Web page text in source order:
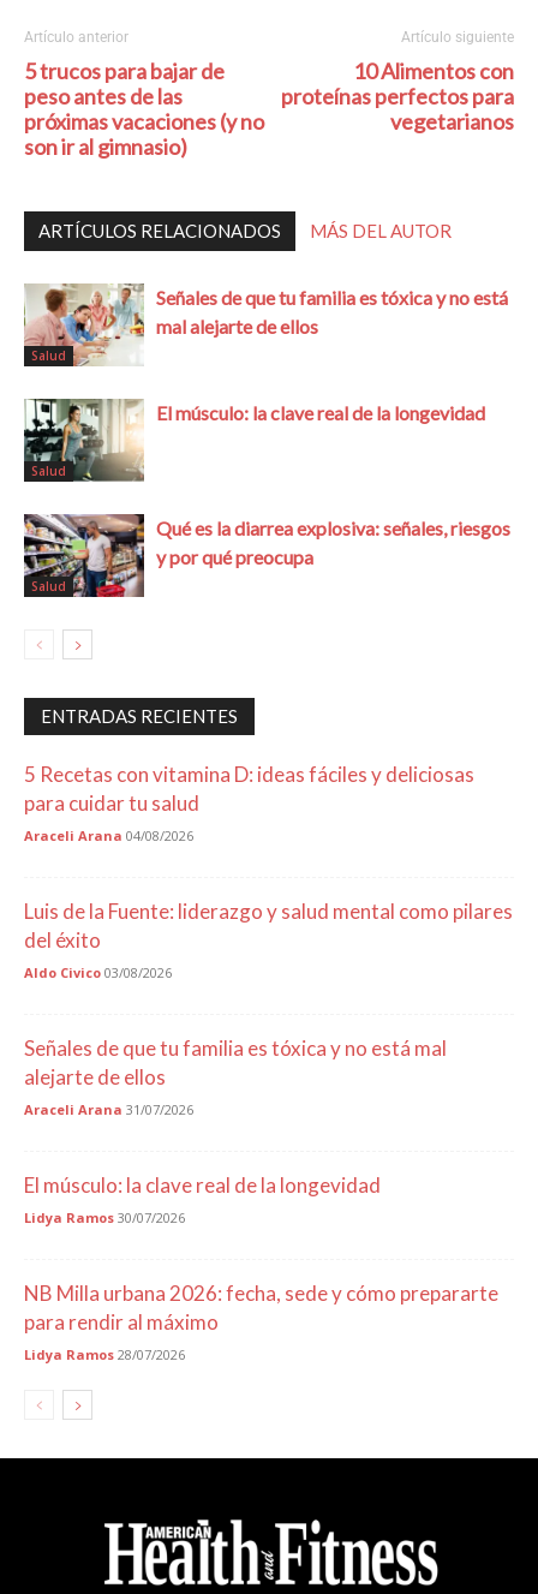
Artículo anterior
5 trucos para bajar de
peso antes de las
próximas vacaciones (y no
son ir al gimnasio)
Artículo siguiente
10 Alimentos con
proteínas perfectos para
vegetarianos
ARTÍCULOS RELACIONADOS MÁS DEL AUTOR
Salud
Señales de que tu familia es tóxica y no está
mal alejarte de ellos
Salud
El músculo: la clave real de la longevidad
Salud
Qué es la diarrea explosiva: señales, riesgos
y por qué preocupa
ENTRADAS RECIENTES
5 Recetas con vitamina D: ideas fáciles y deliciosas
para cuidar tu salud
Araceli Arana 04/08/2026
Luis de la Fuente: liderazgo y salud mental como pilares
del éxito
Aldo Civico 03/08/2026
Señales de que tu familia es tóxica y no está mal
alejarte de ellos
Araceli Arana 31/07/2026
El músculo: la clave real de la longevidad
Lidya Ramos 30/07/2026
NB Milla urbana 2026: fecha, sede y cómo prepararte
para rendir al máximo
Lidya Ramos 28/07/2026